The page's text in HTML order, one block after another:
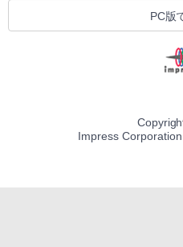
PC版
Impress